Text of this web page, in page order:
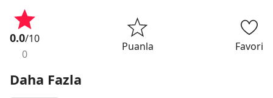
0.0/10
0
Puanla Favori
Daha Fazla